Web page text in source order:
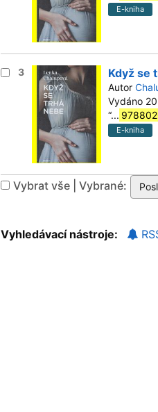
E-kniha
3 Když se
Autor
Vydáno
“...
E-kniha
Vybrat vše | Vybrané:
Vyhledávací nástroje: